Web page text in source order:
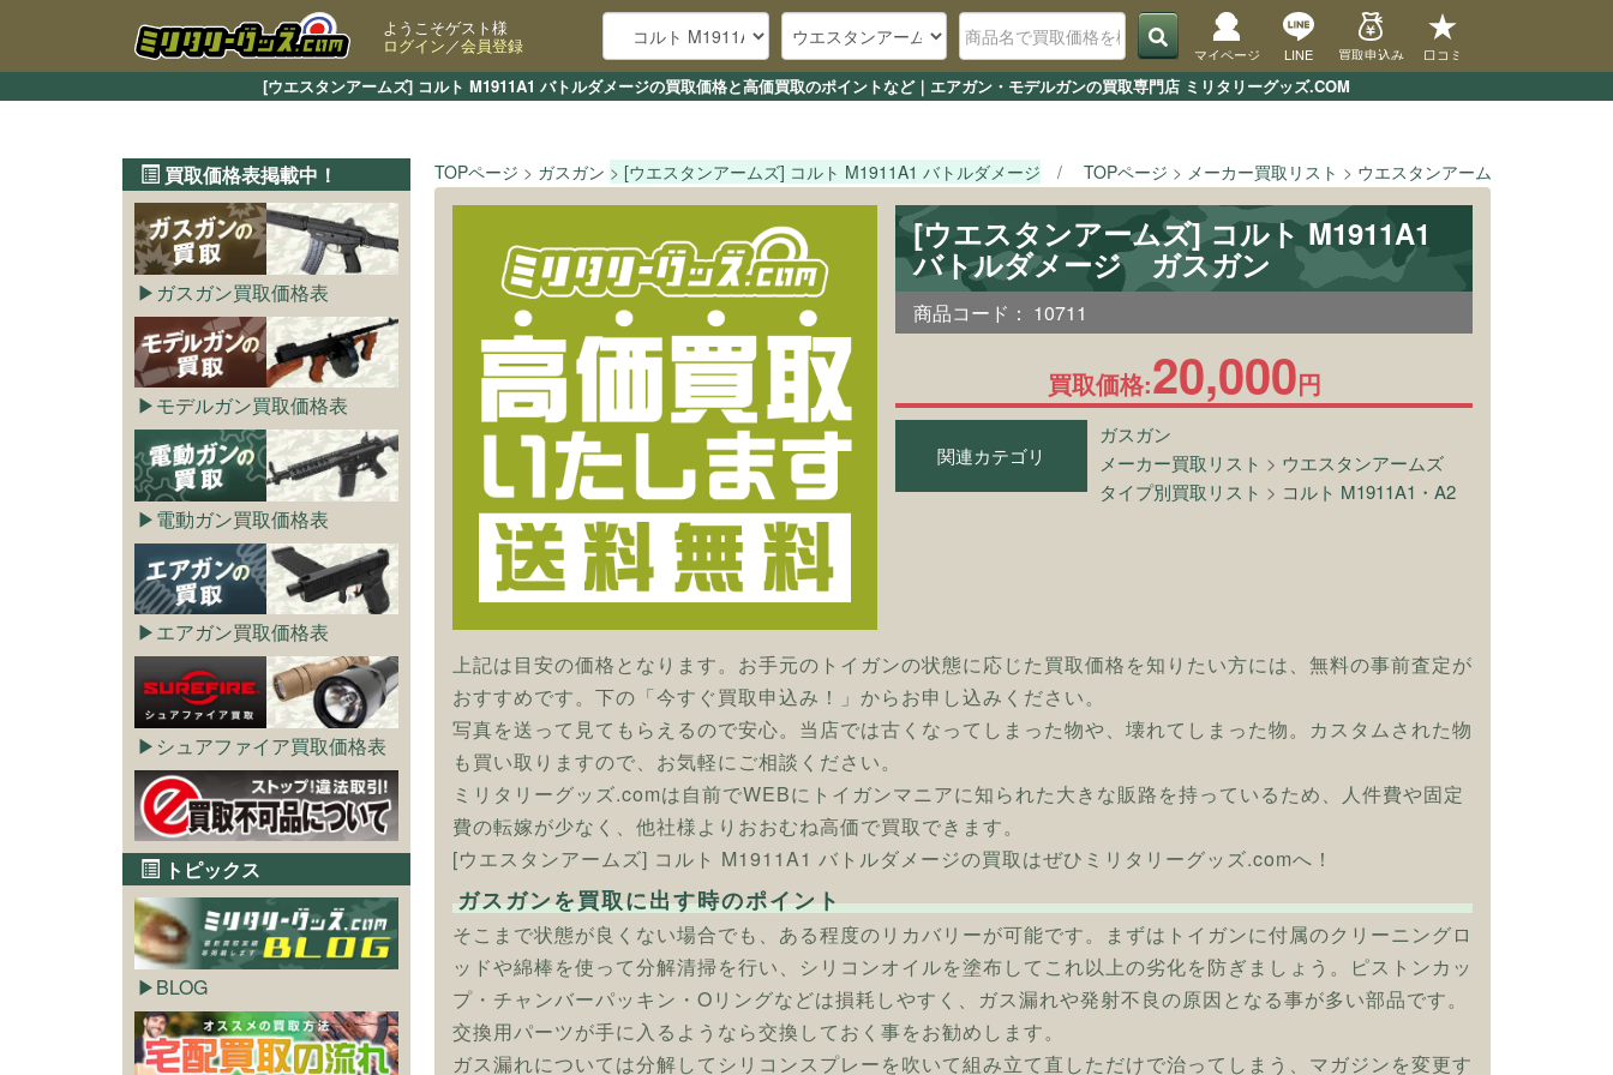
[ウエスタンアームズ] コルト M1911A1 バトルダメージの買取価格と高価買取のポイントなど｜エアガン・モデルガンの買取専門店 ミリタリーグッズ.COM
ようこそゲスト様
ログイン／会員登録 マイページ LINE 買取申込み 口コミ
TOPページ ガスガン [ウエスタンアームズ] コルト M1911A1 バトルダメージ TOPページ メーカー買取リスト ウエスタンアームズ
[ウエスタンアームズ] コルト M1911A1
バトルダメージ ガスガン
商品コード： 10711
買取価格:20,000円
関連カテゴリ
ガスガン
メーカー買取リスト > ウエスタンアームズ
タイプ別買取リスト > コルト M1911A1・A2
上記は目安の価格となります。お手元のトイガンの状態に応じた買取価格を知りたい方には、無料の事前査定が
おすすめです。下の「今すぐ買取申込み！」からお申し込みください。
写真を送って見てもらえるので安心。当店では古くなってしまった物や、壊れてしまった物。カスタムされた物
も買い取りますので、お気軽にご相談ください。
ミリタリーグッズ.comは自前でWEBにトイガンマニアに知られた大きな販路を持っているため、人件費や固定
費の転嫁が少なく、他社様よりおおむね高価で買取できます。
[ウエスタンアームズ] コルト M1911A1 バトルダメージの買取はぜひミリタリーグッズ.comへ！
ガスガンを買取に出す時のポイント
そこまで状態が良くない場合でも、ある程度のリカバリーが可能です。まずはトイガンに付属のクリーニングロ
ッドや綿棒を使って分解清掃を行い、シリコンオイルを塗布してこれ以上の劣化を防ぎましょう。ピストンカッ
プ・チャンバーパッキン・Oリングなどは損耗しやすく、ガス漏れや発射不良の原因となる事が多い部品です。
交換用パーツが手に入るようなら交換しておく事をお勧めします。
ガス漏れについては分解してシリコンスプレーを吹いて組み立て直しただけで治ってしまう、マガジンを変更す
買取価格表掲載中！
ガスガン買取価格表
モデルガン買取価格表
電動ガン買取価格表
エアガン買取価格表
シュアファイア買取価格表
トピックス
BLOG